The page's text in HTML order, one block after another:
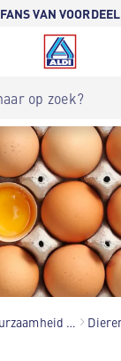
FANS VAN VOORDEEL
Duurzaamheid bij ALDI